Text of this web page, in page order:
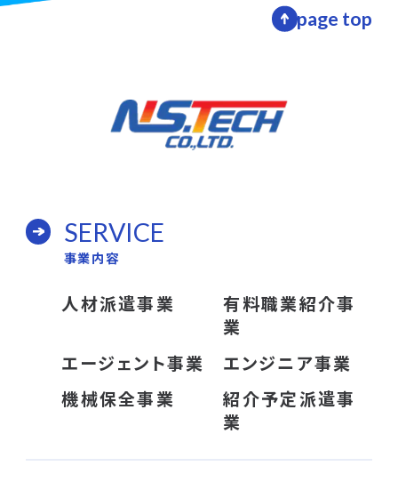
page top
SERVICE
事業内容
人材派遣事業
有料職業紹介事
業
エージェント事業
エンジニア事業
機械保全事業
紹介予定派遣事
業